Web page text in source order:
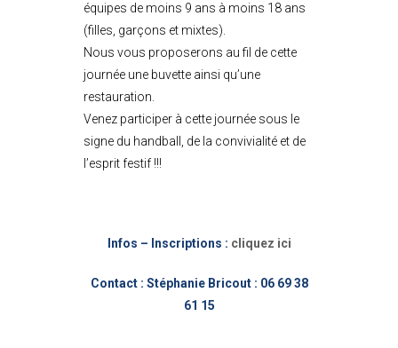
équipes de moins 9 ans à moins 18 ans
(filles, garçons et mixtes).
Nous vous proposerons au fil de cette
journée une buvette ainsi qu’une
restauration.
Venez participer à cette journée sous le
signe du handball, de la convivialité et de
l’esprit festif !!!
Infos – Inscriptions : cliquez ici
Contact : Stéphanie Bricout : 06 69 38
61 15